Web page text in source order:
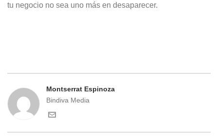
tu negocio no sea uno más en desaparecer.
Montserrat Espinoza
Bindiva Media